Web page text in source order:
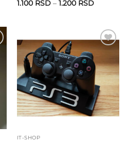
1.100 RSD – 1.200 RSDRaspon
do
1.200
Add to
wishlist
IT-SHOP